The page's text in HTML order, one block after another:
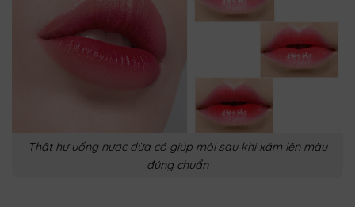
Thật hư uống nước dừa có giúp môi sau khi xăm lên màu
đúng chuẩn